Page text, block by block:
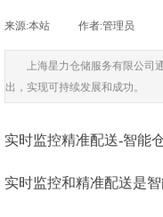
来源:本站 作者:管理员
上海星力仓储服务有限公
出，实现可持续发展和成功。
实时监控精准配送-智能
实时监控和精准配送是